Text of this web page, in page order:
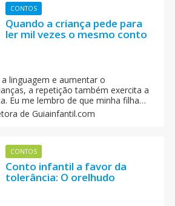
CONTOS
Quando a criança pede para
ler mil vezes o mesmo conto
linguagem e aumentar o
a repetição também exercita a
Eu me lembro de que minha filha
diálogos dos contos que eu
coisa acontecia com os filmes.
de Guiainfantil.com
CONTOS
Conto infantil a favor da
tolerância: O orelhudo